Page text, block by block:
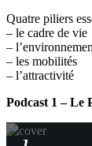
Quatre piliers
– le cadre de vie
–
– les mobilités
– l’attractivité
Podcast 1 – Le